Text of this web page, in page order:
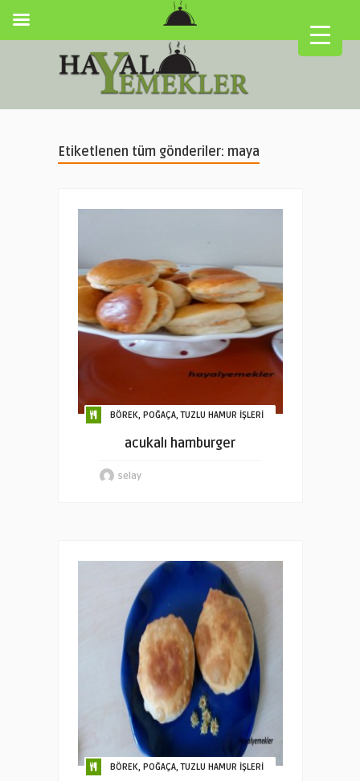
Etiketlenen tüm gönderiler: maya
BÖREK, POĞAÇA, TUZLU HAMUR İŞLERİ
acukalı hamburger
selay
BÖREK, POĞAÇA, TUZLU HAMUR İŞLERİ